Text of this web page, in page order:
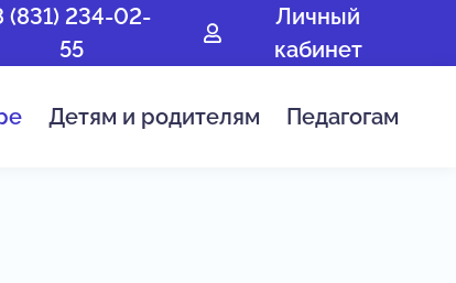
(831) 234-02-
55
Личный
кабинет
Детям и родителям Педагогам